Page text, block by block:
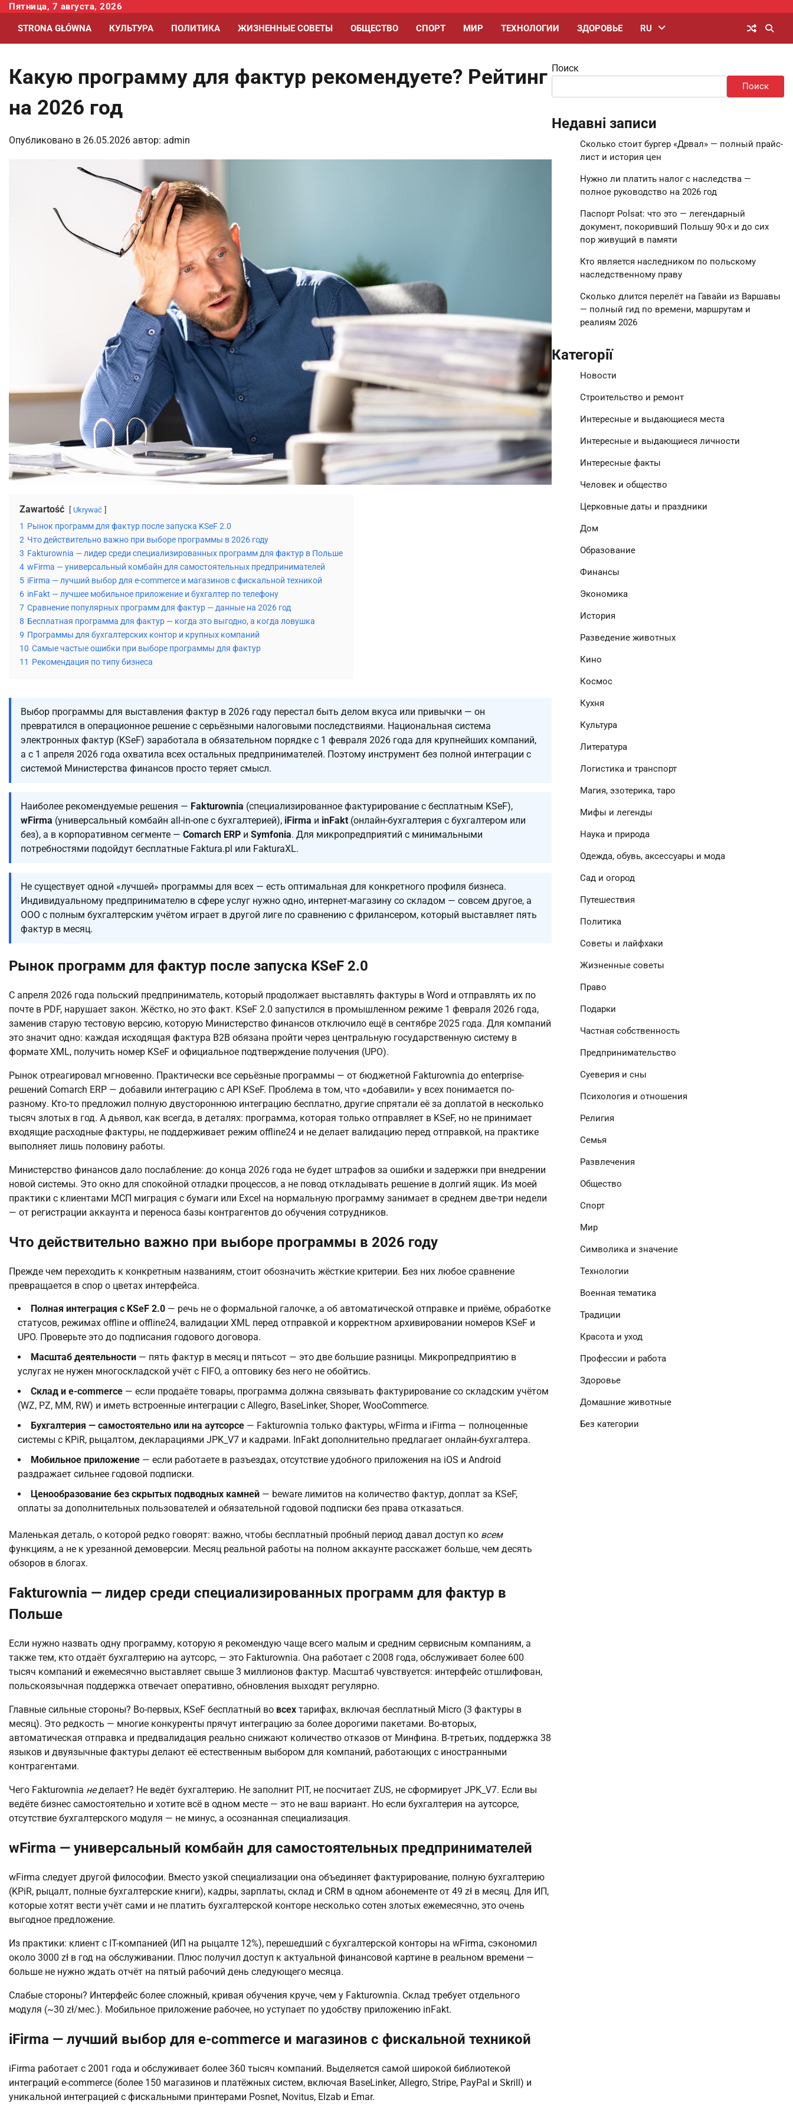
Перейти
содержимому
Пятница, 7 августа, 2026
STRONA GŁÓWNA КУЛЬТУРА ПОЛИТИКА ЖИЗНЕННЫЕ СОВЕТЫ ОБЩЕСТВО СПОРТ МИР ТЕХНОЛОГИИ ЗДОРОВЬЕ RU
Какую программу для фактур рекомендуете? Рейтинг
на 2026 год
Опубликовано в 26.05.2026 автор: admin
Zawartość Ukrywać
1 Рынок программ для фактур после запуска KSeF 2.0
2 Что действительно важно при выборе программы в 2026 году
3 Fakturownia — лидер среди специализированных программ для фактур в Польше
4 wFirma — универсальный комбайн для самостоятельных предпринимателей
5 iFirma — лучший выбор для e-commerce и магазинов с фискальной техникой
6 inFakt — лучшее мобильное приложение и бухгалтер по телефону
7 Сравнение популярных программ для фактур — данные на 2026 год
8 Бесплатная программа для фактур — когда это выгодно, а когда ловушка
9 Программы для бухгалтерских контор и крупных компаний
10 Самые частые ошибки при выборе программы для фактур
11 Рекомендация по типу бизнеса
Выбор программы для выставления фактур в 2026 году перестал быть делом вкуса или привычки — он
превратился в операционное решение с серьёзными налоговыми последствиями. Национальная система
электронных фактур (KSeF) заработала в обязательном порядке с 1 февраля 2026 года для крупнейших компаний,
а с 1 апреля 2026 года охватила всех остальных предпринимателей. Поэтому инструмент без полной интеграции с
системой Министерства финансов просто теряет смысл.
Наиболее рекомендуемые решения — Fakturownia (специализированное фактурирование с бесплатным KSeF),
wFirma (универсальный комбайн all-in-one с бухгалтерией), iFirma и inFakt (онлайн-бухгалтерия с бухгалтером или
без), а в корпоративном сегменте — Comarch ERP и Symfonia. Для микропредприятий с минимальными
потребностями подойдут бесплатные Faktura.pl или FakturaXL.
Не существует одной «лучшей» программы для всех — есть оптимальная для конкретного профиля бизнеса.
Индивидуальному предпринимателю в сфере услуг нужно одно, интернет-магазину со складом — совсем другое, а
ООО с полным бухгалтерским учётом играет в другой лиге по сравнению с фрилансером, который выставляет пять
фактур в месяц.
Рынок программ для фактур после запуска KSeF 2.0
С апреля 2026 года польский предприниматель, который продолжает выставлять фактуры в Word и отправлять их по
почте в PDF, нарушает закон. Жёстко, но это факт. KSeF 2.0 запустился в промышленном режиме 1 февраля 2026 года,
заменив старую тестовую версию, которую Министерство финансов отключило ещё в сентябре 2025 года. Для компаний
это значит одно: каждая исходящая фактура B2B обязана пройти через центральную государственную систему в
формате XML, получить номер KSeF и официальное подтверждение получения (UPO).
Рынок отреагировал мгновенно. Практически все серьёзные программы — от бюджетной Fakturownia до enterprise-
решений Comarch ERP — добавили интеграцию с API KSeF. Проблема в том, что «добавили» у всех понимается по-
разному. Кто-то предложил полную двустороннюю интеграцию бесплатно, другие спрятали её за доплатой в несколько
тысяч злотых в год. А дьявол, как всегда, в деталях: программа, которая только отправляет в KSeF, но не принимает
входящие расходные фактуры, не поддерживает режим offline24 и не делает валидацию перед отправкой, на практике
выполняет лишь половину работы.
Министерство финансов дало послабление: до конца 2026 года не будет штрафов за ошибки и задержки при внедрении
новой системы. Это окно для спокойной отладки процессов, а не повод откладывать решение в долгий ящик. Из моей
практики с клиентами МСП миграция с бумаги или Excel на нормальную программу занимает в среднем две-три недели
— от регистрации аккаунта и переноса базы контрагентов до обучения сотрудников.
Что действительно важно при выборе программы в 2026 году
Прежде чем переходить к конкретным названиям, стоит обозначить жёсткие критерии. Без них любое сравнение
превращается в спор о цветах интерфейса.
Полная интеграция с KSeF 2.0 — речь не о формальной галочке, а об автоматической отправке и приёме, обработке
статусов, режимах offline и offline24, валидации XML перед отправкой и корректном архивировании номеров KSeF и
UPO. Проверьте это до подписания годового договора.
Масштаб деятельности — пять фактур в месяц и пятьсот — это две большие разницы. Микропредприятию в
услугах не нужен многоскладской учёт с FIFO, а оптовику без него не обойтись.
Склад и e-commerce — если продаёте товары, программа должна связывать фактурирование со складским учётом
(WZ, PZ, MM, RW) и иметь встроенные интеграции с Allegro, BaseLinker, Shoper, WooCommerce.
Бухгалтерия — самостоятельно или на аутсорсе — Fakturownia только фактуры, wFirma и iFirma — полноценные
системы с KPiR, рыцалтом, декларациями JPK_V7 и кадрами. InFakt дополнительно предлагает онлайн-бухгалтера.
Мобильное приложение — если работаете в разъездах, отсутствие удобного приложения на iOS и Android
раздражает сильнее годовой подписки.
Ценообразование без скрытых подводных камней — beware лимитов на количество фактур, доплат за KSeF,
оплаты за дополнительных пользователей и обязательной годовой подписки без права отказаться.
Маленькая деталь, о которой редко говорят: важно, чтобы бесплатный пробный период давал доступ ко всем
функциям, а не к урезанной демоверсии. Месяц реальной работы на полном аккаунте расскажет больше, чем десять
обзоров в блогах.
Fakturownia — лидер среди специализированных программ для фактур в
Польше
Если нужно назвать одну программу, которую я рекомендую чаще всего малым и средним сервисным компаниям, а
также тем, кто отдаёт бухгалтерию на аутсорс, — это Fakturownia. Она работает с 2008 года, обслуживает более 600
тысяч компаний и ежемесячно выставляет свыше 3 миллионов фактур. Масштаб чувствуется: интерфейс отшлифован,
польскоязычная поддержка отвечает оперативно, обновления выходят регулярно.
Главные сильные стороны? Во-первых, KSeF бесплатный во всех тарифах, включая бесплатный Micro (3 фактуры в
месяц). Это редкость — многие конкуренты прячут интеграцию за более дорогими пакетами. Во-вторых,
автоматическая отправка и предвалидация реально снижают количество отказов от Минфина. В-третьих, поддержка 38
языков и двуязычные фактуры делают её естественным выбором для компаний, работающих с иностранными
контрагентами.
Чего Fakturownia неделает? Не ведёт бухгалтерию. Не заполнит PIT, не посчитает ZUS, не сформирует JPK_V7. Если вы
ведёте бизнес самостоятельно и хотите всё в одном месте — это не ваш вариант. Но если бухгалтерия на аутсорсе,
отсутствие бухгалтерского модуля — не минус, а осознанная специализация.
wFirma — универсальный комбайн для самостоятельных предпринимателей
wFirma следует другой философии. Вместо узкой специализации она объединяет фактурирование, полную бухгалтерию
(KPiR, рыцалт, полные бухгалтерские книги), кадры, зарплаты, склад и CRM в одном абонементе от 49 zł в месяц. Для ИП,
которые хотят вести учёт сами и не платить бухгалтерской конторе несколько сотен злотых ежемесячно, это очень
выгодное предложение.
Из практики: клиент с IT-компанией (ИП на рыцалте 12%), перешедший с бухгалтерской конторы на wFirma, сэкономил
около 3000 zł в год на обслуживании. Плюс получил доступ к актуальной финансовой картине в реальном времени —
больше не нужно ждать отчёт на пятый рабочий день следующего месяца.
Слабые стороны? Интерфейс более сложный, кривая обучения круче, чем у Fakturownia. Склад требует отдельного
модуля (~30 zł/мес.). Мобильное приложение рабочее, но уступает по удобству приложению inFakt.
iFirma — лучший выбор для e-commerce и магазинов с фискальной техникой
iFirma работает с 2001 года и обслуживает более 360 тысяч компаний. Выделяется самой широкой библиотекой
интеграций e-commerce (более 150 магазинов и платёжных систем, включая BaseLinker, Allegro, Stripe, PayPal и Skrill) и
уникальной интеграцией с фискальными принтерами Posnet, Novitus, Elzab и Emar.
Поиск
Поиск
Недавні записи
Сколько стоит бургер «Дрвал» — полный прайс-
лист и история цен
Нужно ли платить налог с наследства —
полное руководство на 2026 год
Паспорт Polsat: что это — легендарный
документ, покоривший Польшу 90-х и до сих
пор живущий в памяти
Кто является наследником по польскому
наследственному праву
Сколько длится перелёт на Гавайи из Варшавы
— полный гид по времени, маршрутам и
реалиям 2026
Категорії
Новости
Строительство и ремонт
Интересные и выдающиеся места
Интересные и выдающиеся личности
Интересные факты
Человек и общество
Церковные даты и праздники
Дом
Образование
Финансы
Экономика
История
Разведение животных
Кино
Космос
Кухня
Культура
Литература
Логистика и транспорт
Магия, эзотерика, таро
Мифы и легенды
Наука и природа
Одежда, обувь, аксессуары и мода
Сад и огород
Путешествия
Политика
Советы и лайфхаки
Жизненные советы
Право
Подарки
Частная собственность
Предпринимательство
Суеверия и сны
Психология и отношения
Религия
Семья
Развлечения
Общество
Спорт
Мир
Символика и значение
Технологии
Военная тематика
Традиции
Красота и уход
Профессии и работа
Здоровье
Домашние животные
Без категории